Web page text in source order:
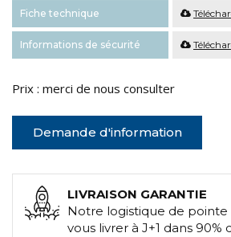
Fiche technique
Informations de sécurité
Prix : merci de nous consulter
Demande d'information
LIVRAISON GARANTIE
Notre logistique de
vous livrer à J+1 dans 90%